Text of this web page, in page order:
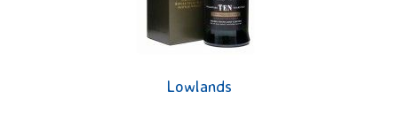
Lowlands